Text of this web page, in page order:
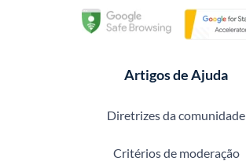
Artigos de Ajuda
Diretrizes da comunidade
Critérios de moderação